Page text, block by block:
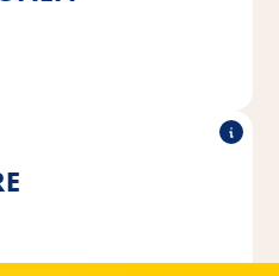
zaden en zijn de favoriet
siervogel.
of conserveringsmiddelen.